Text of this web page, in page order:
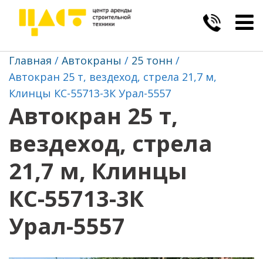
Главная Автокраны
25 тонн
Автокран 25 т, вездеход, стрела 21,7 м,
Клинцы КС-55713-3К Урал-5557
Автокран 25 т,
вездеход, стрела
21,7 м, Клинцы
КС-55713-3К
Урал-5557